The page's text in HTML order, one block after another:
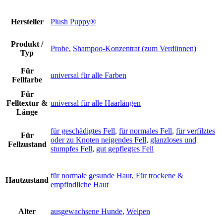
Hersteller Plush Puppy®
Produkt /
Typ
Probe, Shampoo-Konzentrat (zum Verdünnen)
Für
Fellfarbe
universal für alle Farben
Für
Felltextur &
Länge
universal für alle Haarlängen
Für
Fellzustand
für geschädigtes Fell, für normales Fell, für verfilztes
oder zu Knoten neigendes Fell, glanzloses und
stumpfes Fell, gut gepflegtes Fell
Hautzustand
für normale gesunde Haut, Für trockene &
empfindliche Haut
Alter ausgewachsene Hunde, Welpen